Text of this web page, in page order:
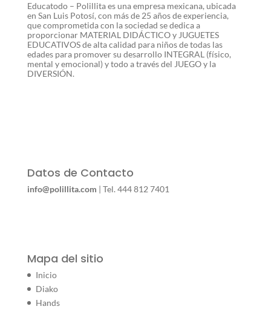
Educatodo – Polillita es una empresa mexicana, ubicada
en San Luis Potosí, con más de 25 años de experiencia,
que comprometida con la sociedad se dedica a
proporcionar MATERIAL DIDÁCTICO y JUGUETES
EDUCATIVOS de alta calidad para niños de todas las
edades para promover su desarrollo INTEGRAL (físico,
mental y emocional) y todo a través del JUEGO y la
DIVERSIÓN.
Datos de Contacto
info@polillita.com | Tel. 444 812 7401
Mapa del sitio
Inicio
Diako
Hands